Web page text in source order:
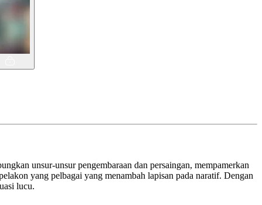
unsur-unsur pengembaraan dan persaingan, mempamerkan
yang pelbagai yang menambah lapisan pada naratif. Dengan
lucu.